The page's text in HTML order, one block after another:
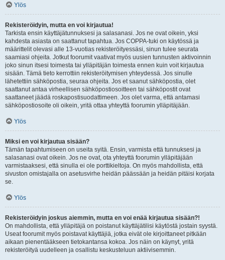
Ylös
Rekisteröidyin, mutta en voi kirjautua!
Tarkista ensin käyttäjätunnuksesi ja salasanasi. Jos ne ovat oikein, yksi
kahdesta asiasta on saattanut tapahtua. Jos COPPA-tuki on käytössä ja
määrittelit olevasi alle 13-vuotias rekisteröityessäsi, sinun tulee seurata
saamiasi ohjeita. Jotkut foorumit vaativat myös uusien tunnusten aktivoinnin
joko sinun itsesi toimesta tai ylläpitäjän toimesta ennen kuin voit kirjautua
sisään. Tämä tieto kerrottiin rekisteröitymisen yhteydessä. Jos sinulle
lähetettiin sähköpostia, seuraa ohjeita. Jos et saanut sähköpostia, olet
saattanut antaa virheellisen sähköpostiosoitteen tai sähköpostit ovat
saattaneet jäädä roskapostisuodattimeen. Jos olet varma, että antamasi
sähköpostiosoite oli oikein, yritä ottaa yhteyttä foorumin ylläpitäjään.
Ylös
Miksi en voi kirjautua sisään?
Tämän tapahtumiseen on useita syitä. Ensin, varmista että tunnuksesi ja
salasanasi ovat oikein. Jos ne ovat, ota yhteyttä foorumin ylläpitäjään
varmistaaksesi, että sinulla ei ole porttikieltoja. On myös mahdollista, että
sivuston omistajalla on asetusvirhe heidän päässään ja heidän pitäisi korjata
se.
Ylös
Rekisteröidyin joskus aiemmin, mutta en voi enää kirjautua sisään?!
On mahdollista, että ylläpitäjä on poistanut käyttäjätilisi käytöstä jostain syystä.
Useat foorumit myös poistavat käyttäjiä, jotka eivät ole kirjoittaneet pitkään
aikaan pienentääkseen tietokantansa kokoa. Jos näin on käynyt, yritä
rekisteröityä uudelleen ja osallistu keskusteluun aktiivisemmin.